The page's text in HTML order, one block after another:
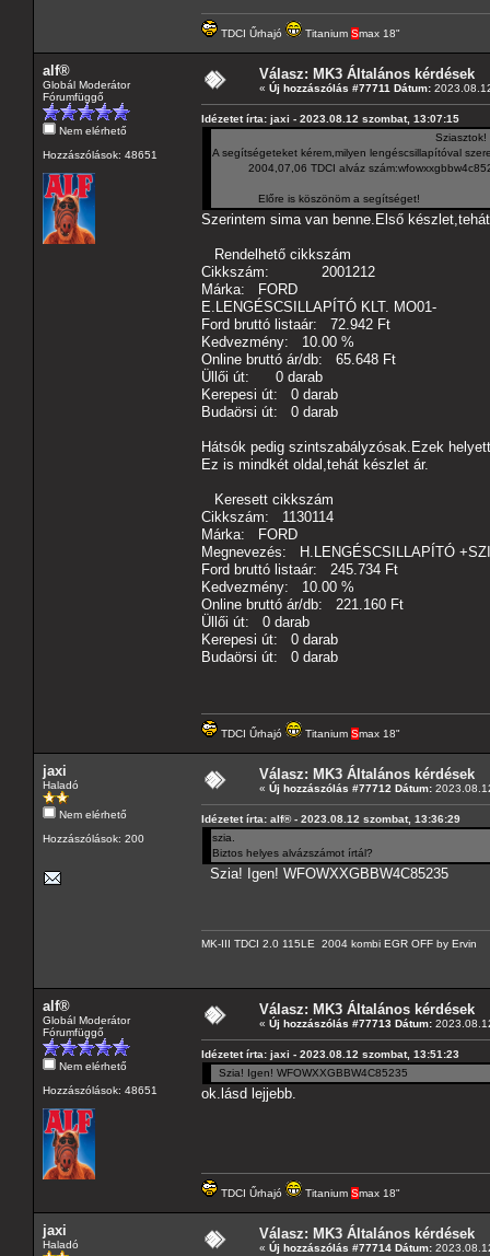
TDCI Űrhajó Titanium Smax 18"
alf®
Globál Moderátor
Fórumfüggő
Nem elérhető
Hozzászólások: 48651
Válasz: MK3 Általános kérdések
« Új hozzászólás #77711 Dátum:
Idézetet írta: jaxi - 2023.08.12 szombat, 13:07:15
Sziasztok!
A segítségeteket kérem,milyen lengéscsillapítóval
2004,07,06 TDCI alváz
Előre is köszönöm a segítséget!
Szerintem sima van benne.Első
Rendelhető cikkszám
Cikkszám: 2001212
Márka: FORD
E.LENGÉSCSILLAPÍTÓ KLT. MO01-
Ford bruttó listaár: 72.942 Ft
Kedvezmény: 10.00 %
Online bruttó ár/db: 65.648 Ft
Üllői út: 0 darab
Kerepesi út: 0 darab
Budaörsi út: 0 darab
Hátsók pedig szintszabályzósak.Ezek
Ez is mindkét oldal,tehát készlet ár.
Keresett cikkszám
Cikkszám: 1130114
Márka: FORD
Megnevezés: H.LENGÉSCSILLAPÍTÓ
Ford bruttó listaár: 245.734 Ft
Kedvezmény: 10.00 %
Online bruttó ár/db: 221.160 Ft
Üllői út: 0 darab
Kerepesi út: 0 darab
Budaörsi út: 0 darab
TDCI Űrhajó Titanium Smax 18"
jaxi
Haladó
Nem elérhető
Hozzászólások: 200
Válasz: MK3 Általános kérdések
« Új hozzászólás #77712 Dátum:
Idézetet írta: alf® - 2023.08.12 szombat, 13:36:29
szia.
Biztos helyes alvázszámot írtál?
Szia! Igen! WFOWXXGBBW4C85235
MK-III TDCI 2.0 115LE 2004 kombi EGR OFF by Ervin
alf®
Globál Moderátor
Fórumfüggő
Nem elérhető
Hozzászólások: 48651
Válasz: MK3 Általános kérdések
« Új hozzászólás #77713 Dátum:
Idézetet írta: jaxi - 2023.08.12 szombat, 13:51:23
Szia! Igen! WFOWXXGBBW4C85235
ok.lásd lejjebb.
TDCI Űrhajó Titanium Smax 18"
jaxi
Haladó
Válasz: MK3 Általános kérdések
« Új hozzászólás #77714 Dátum: